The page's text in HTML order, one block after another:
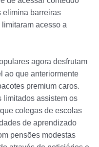
elimina barreiras
acesso a
agora desfrutam
ao que anteriormente
premium caros.
limitados assistem os
colegas de escolas
de aprendizado
pensões modestas